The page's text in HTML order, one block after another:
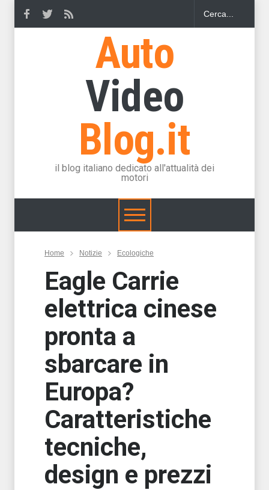
Auto
Video
Blog.it
il blog italiano dedicato all'attualità dei
motori
Home Notizie Ecologiche
Eagle Carrie
elettrica cinese
pronta a
sbarcare in
Europa?
Caratteristiche
tecniche,
design e prezzi